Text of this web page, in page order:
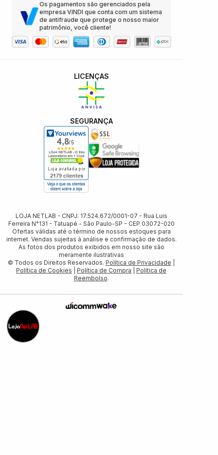
Os pagamentos são gerenciados pela
empresa VINDI que conta com um sistema
de antifraude que protege o nosso maior
patrimônio, você cliente!
SEGURANÇA
LICENÇAS
LOJA NETLAB - CNPJ: 17.524.672/0001-07 - Rua Luis
Ferreira N°131 - Tatuapé - Sâo Paulo-SP - CEP 03072-020
Ofertas válidas até o término de nossos estoques para
internet. Vendas sujeitas à análise e confirmação de dados.
As fotos dos produtos exibidos em nosso site são
meramente ilustrativas
© Todos os Direitos Reservados. Política de Privacidade
Política de Cookies
Política de Compra
Política de
Reembolso.